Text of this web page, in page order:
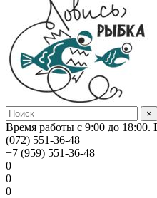
×
Время работы с 9:00 до
(072) 551-36-48
+7 (959) 551-36-48
0
0
0